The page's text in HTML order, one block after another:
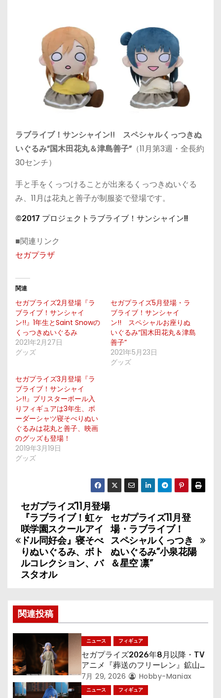
ラブライブ！サンシャイン!! スペシャルくっつきぬ
いぐるみ”国木田花丸＆津島善子”（11月第3週・全長約
30センチ）
手と手をくっつけることが出来るくっつきぬいぐる
み、11月は花丸と善子が制服姿で登場です。
©2017 プロジェクトラブライブ！サンシャイン!!
■関連リンク
セガプラザ
関連
セガプライズ2月登場『ラ
ブライブ！サンシャイ
ン!!』1年生とSaint Snowの
くっつきぬいぐるみ
2021年2月27日
グッズ
セガプライズ5月登場・ラ
ブライブ！サンシャイ
ン!! スペシャルお座りぬ
いぐるみ“国木田花丸＆津島
善子”
2021年5月23日
グッズ
セガプライズ3月登場『ラ
ブライブ！サンシャイ
ン!!』ブリスターボール入
りフィギュアは3年生、ボ
ーダーシャツ寝そべりぬい
ぐるみは花丸と善子、映画
のグッズも登場！
2019年3月19日
グッズ
投
稿
ナ
ビ
ー
シ
ョ
ン
セガプライズ11月登
場・ラブライブ！
スペシャルくっつき
ぬいぐるみ”小泉花陽
＆星空 凛”
セガプライズ11月登場
『ラブライブ！虹ヶ
咲学園スクールアイ
ドル同好会』寝そべ
りぬいぐるみ、ボト
ルコレクション、バ
スタオル
関連投稿
ニュース フィギュア
セガプライズ2026年8月以降・TV
アニメ『葬送のフリーレン』鉱山で
300年働くことになっっちゃった
「フリーレン」を立体化！
7月 29, 2026 Hobby-Maniax
ニュース フィギュア